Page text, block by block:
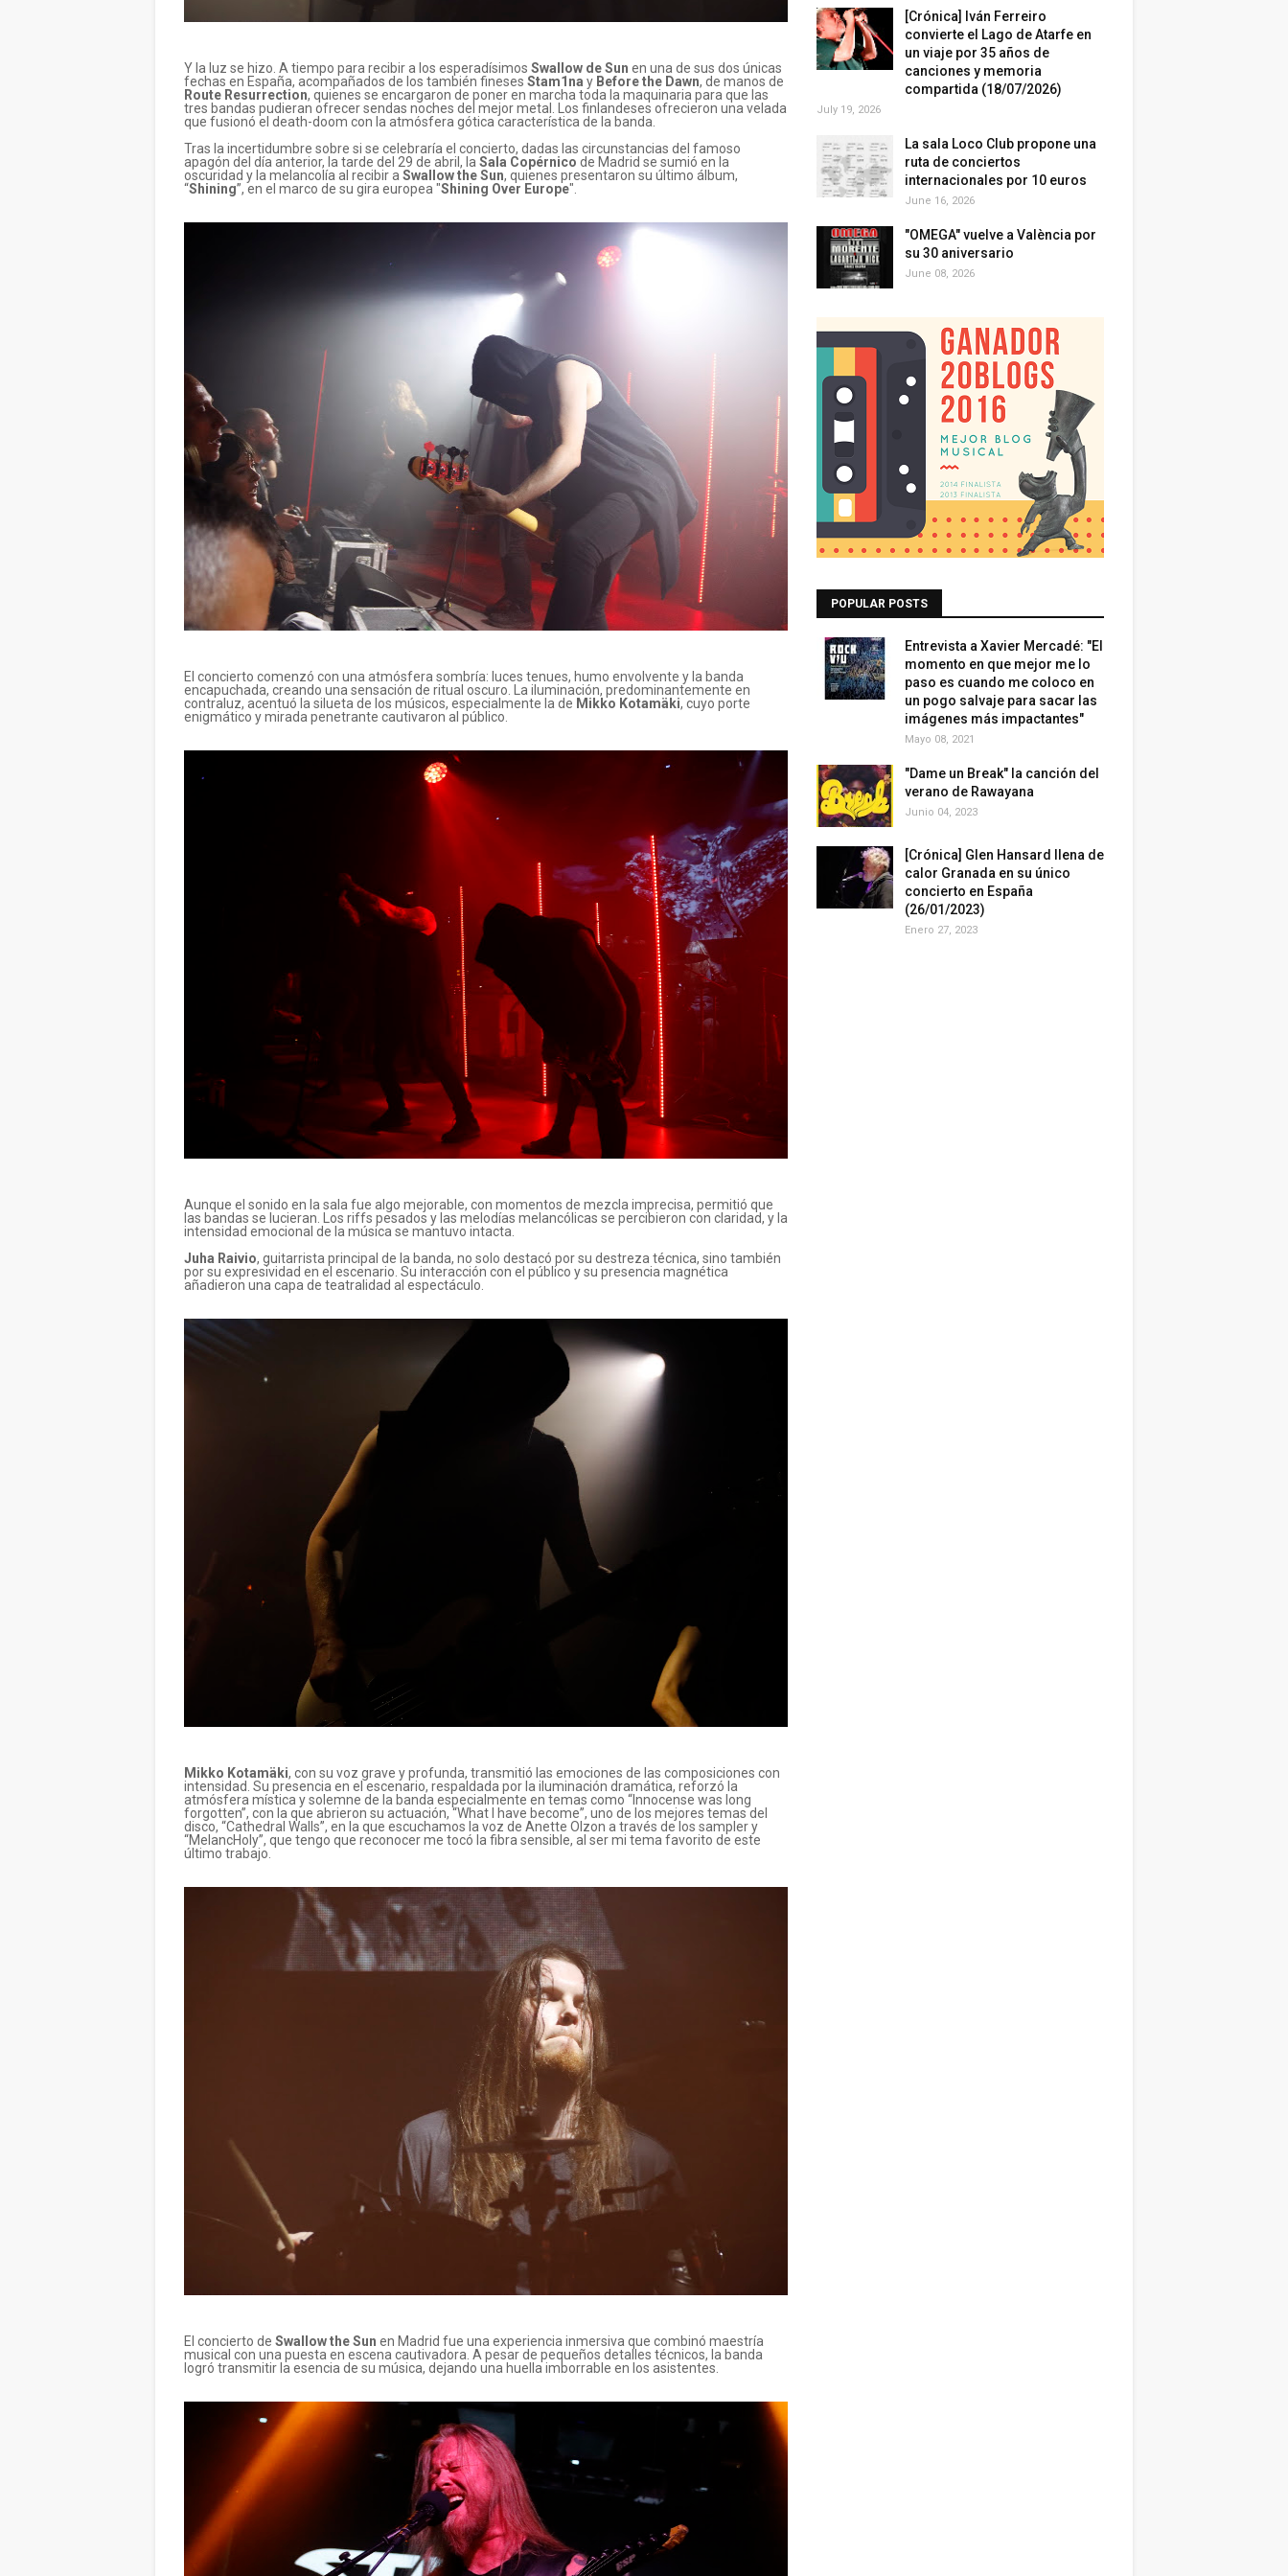
Y la luz se hizo. A tiempo para recibir a los esperadísimos Swallow de Sun en una de sus dos únicas
fechas en España, acompañados de los también fineses Stam1na y Before the Dawn, de manos de
Route Resurrection, quienes se encargaron de poner en marcha toda la maquinaria para que las
tres bandas pudieran ofrecer sendas noches del mejor metal. Los finlandeses ofrecieron una velada
que fusionó el death-doom con la atmósfera gótica característica de la banda.
Tras la incertidumbre sobre si se celebraría el concierto, dadas las circunstancias del famoso
apagón del día anterior, la tarde del 29 de abril, la Sala Copérnico de Madrid se sumió en la
oscuridad y la melancolía al recibir a Swallow the Sun, quienes presentaron su último álbum,
“Shining”, en el marco de su gira europea "Shining Over Europe".
El concierto comenzó con una atmósfera sombría: luces tenues, humo envolvente y la banda
encapuchada, creando una sensación de ritual oscuro. La iluminación, predominantemente en
contraluz, acentuó la silueta de los músicos, especialmente la de Mikko Kotamäki, cuyo porte
enigmático y mirada penetrante cautivaron al público.
Aunque el sonido en la sala fue algo mejorable, con momentos de mezcla imprecisa, permitió que
las bandas se lucieran. Los riffs pesados y las melodías melancólicas se percibieron con claridad, y la
intensidad emocional de la música se mantuvo intacta.
Juha Raivio, guitarrista principal de la banda, no solo destacó por su destreza técnica, sino también
por su expresividad en el escenario. Su interacción con el público y su presencia magnética
añadieron una capa de teatralidad al espectáculo.
Mikko Kotamäki, con su voz grave y profunda, transmitió las emociones de las composiciones con
intensidad. Su presencia en el escenario, respaldada por la iluminación dramática, reforzó la
atmósfera mística y solemne de la banda especialmente en temas como “Innocense was long
forgotten”, con la que abrieron su actuación, “What I have become”, uno de los mejores temas del
disco, “Cathedral Walls”, en la que escuchamos la voz de Anette Olzon a través de los sampler y
“MelancHoly”, que tengo que reconocer me tocó la fibra sensible, al ser mi tema favorito de este
último trabajo.
El concierto de Swallow the Sun en Madrid fue una experiencia inmersiva que combinó maestría
musical con una puesta en escena cautivadora. A pesar de pequeños detalles técnicos, la banda
logró transmitir la esencia de su música, dejando una huella imborrable en los asistentes.
[Crónica] Iván Ferreiro
convierte el Lago de Atarfe en
un viaje por 35 años de
canciones y memoria
compartida (18/07/2026)
July 19, 2026
La sala Loco Club propone una
ruta de conciertos
internacionales por 10 euros
June 16, 2026
"OMEGA" vuelve a València por
su 30 aniversario
June 08, 2026
POPULAR POSTS
Entrevista a Xavier Mercadé: "El
momento en que mejor me lo
paso es cuando me coloco en
un pogo salvaje para sacar las
imágenes más impactantes"
Mayo 08, 2021
"Dame un Break" la canción del
verano de Rawayana
Junio 04, 2023
[Crónica] Glen Hansard llena de
calor Granada en su único
concierto en España
(26/01/2023)
Enero 27, 2023